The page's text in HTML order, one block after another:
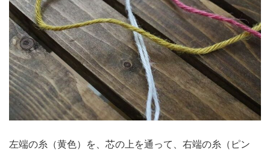
左端の糸（黄色）を、芯の上を通って、右端の糸（ピン